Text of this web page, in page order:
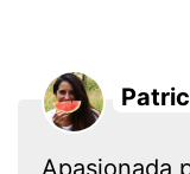
Apasionada